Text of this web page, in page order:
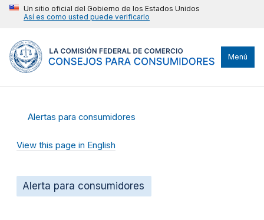
Un sitio oficial del Gobierno de los Estados Unidos
Así es como usted puede verificarlo
Menú
Alertas para consumidores
View this page in English
Alerta para consumidores